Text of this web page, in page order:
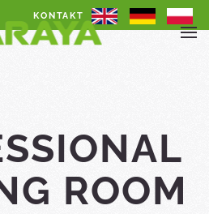
KONTAKT
ROOM